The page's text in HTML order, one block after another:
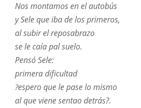
Nos montamos en el autobús
y Sele que iba de los primeros,
al subir el reposabrazo
se le caía pal suelo.
Pensó Sele:
primera dificultad
?espero que le pase lo mismo
al que viene sentao detrás?.